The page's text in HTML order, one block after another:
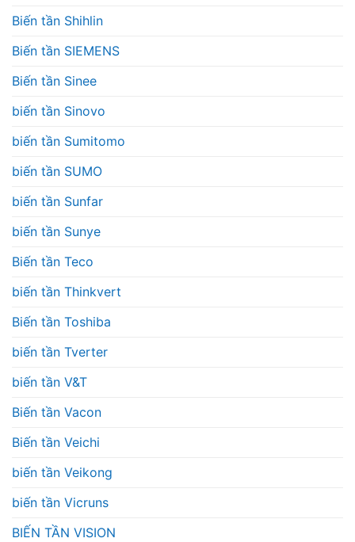
Biến tần Shihlin
Biến tần SIEMENS
Biến tần Sinee
biến tần Sinovo
biến tần Sumitomo
biến tần SUMO
biến tần Sunfar
biến tần Sunye
Biến tần Teco
biến tần Thinkvert
Biến tần Toshiba
biến tần Tverter
biến tần V&T
Biến tần Vacon
Biến tần Veichi
biến tần Veikong
biến tần Vicruns
BIẾN TẦN VISION